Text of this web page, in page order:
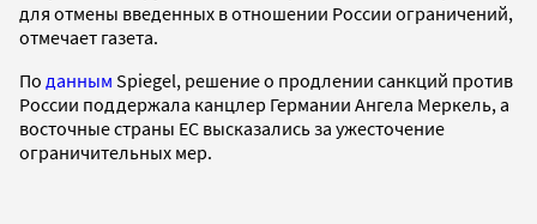
для отмены введенных в отношении России ограничений,
отмечает газета.
По данным Spiegel, решение о продлении санкций против
России поддержала канцлер Германии Ангела Меркель, а
восточные страны ЕС высказались за ужесточение
ограничительных мер.